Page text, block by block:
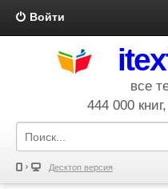
Войти
все
444 000
Десктоп версия